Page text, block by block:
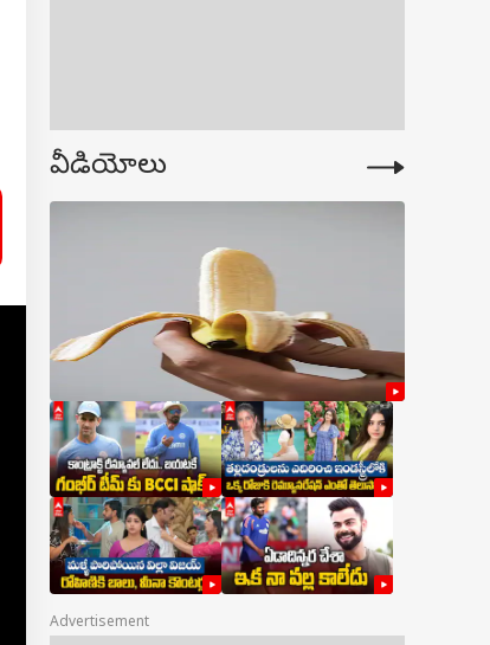
వీడియోలు
Advertisement